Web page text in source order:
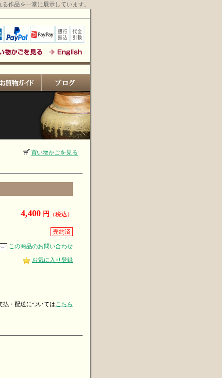
作品を一堂に展示しています。
買い物かごを見る
4,400 円 （税込）
売約済
この商品のお問い合わせ
お気に入り登録
・配送についてはこちら